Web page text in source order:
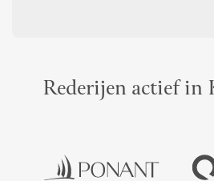
Rederijen actief in